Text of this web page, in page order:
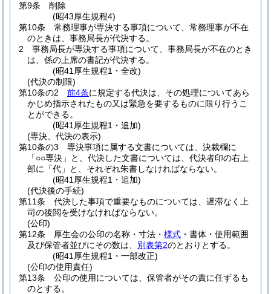
第9条
削除
(昭43厚生規程4)
第10条
常務理事が専決する事項について、常務理事が不在
のときは、事務局長が代決する。
2
事務局長が専決する事項について、事務局長が不在のとき
は、係の上席の書記が代決する。
(昭41厚生規程1・全改)
(代決の制限)
第10条の2
前4条に規定する代決は、その処理についてあら
かじめ指示されたもの又は緊急を要するものに限り行うこ
とができる。
(昭41厚生規程1・追加)
(専決、代決の表示)
第10条の3
専決事項に属する文書については、決裁欄に
「○○専決」と、代決した文書については、代決者印の右上
部に「代」と、それぞれ朱書しなければならない。
(昭41厚生規程1・追加)
(代決後の手続)
第11条
代決した事項で重要なものについては、遅滞なく上
司の後閲を受けなければならない。
(公印)
第12条
厚生会の公印の名称・寸法・ 様式 ・書体・使用範囲
及び保管者並びにその数は、 別表第2のとおりとする。
(昭41厚生規程1・一部改正)
(公印の使用責任)
第13条
公印の使用については、保管者がその責に任ずるも
のとする。